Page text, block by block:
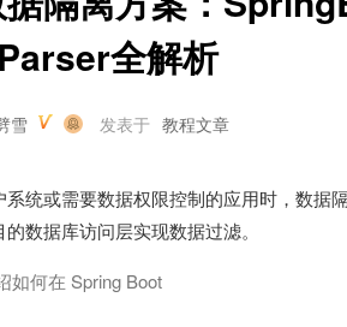
全解析
雪 发表于 教程文章
系统或需要数据权限控制的应用时，数据
数据库访问层实现数据过滤。
如何在 Spring Boot